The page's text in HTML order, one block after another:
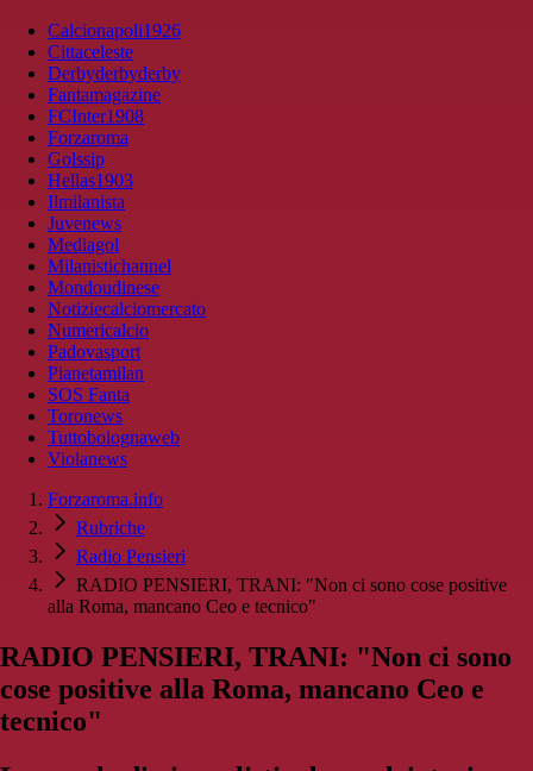
Calcionapoli1926
Cittaceleste
Derbyderbyderby
Fantamagazine
FCInter1908
Forzaroma
Golssip
Hellas1903
Ilmilanista
Juvenews
Mediagol
Milanistichannel
Mondoudinese
Notiziecalciomercato
Numericalcio
Padovasport
Pianetamilan
SOS Fanta
Toronews
Tuttobolognaweb
Violanews
Forzaroma.info
Rubriche
Radio Pensieri
RADIO PENSIERI, TRANI: "Non ci sono cose positive
alla Roma, mancano Ceo e tecnico"
RADIO PENSIERI, TRANI: "Non ci sono
cose positive alla Roma, mancano Ceo e
tecnico"